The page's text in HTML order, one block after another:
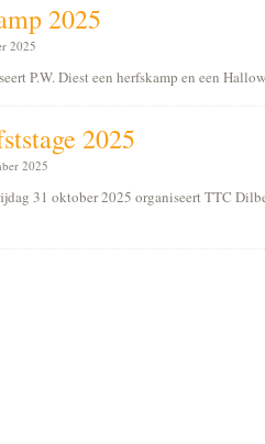
2025
2025
P.W. Diest een herfskamp en een
2025
2025
31 oktober 2025 organiseert TTC